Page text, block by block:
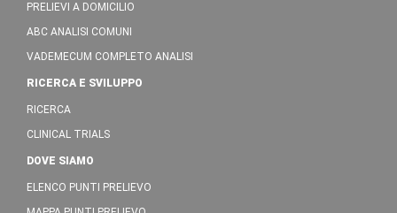
PRELIEVI A DOMICILIO
ABC ANALISI COMUNI
VADEMECUM COMPLETO ANALISI
RICERCA E SVILUPPO
RICERCA
CLINICAL TRIALS
DOVE SIAMO
ELENCO PUNTI PRELIEVO